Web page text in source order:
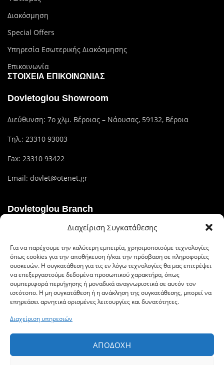
Διαχείριση Συγκατάθεσης
Για να παρέχουμε την καλύτερη εμπειρία, χρησιμοποιούμε τεχνολογίες
όπως cookies για την αποθήκευση ή/και την πρόσβαση σε πληροφορίες
συσκευών. Η συγκατάθεση για τις εν λόγω τεχνολογίες θα μας επιτρέψει
να επεξεργαστούμε δεδομένα προσωπικού χαρακτήρα, όπως
συμπεριφορά περιήγησης ή μοναδικά αναγνωριστικά σε αυτόν τον
ιστότοπο. Η μη συγκατάθεση ή η ανάκληση της συγκατάθεσης, μπορεί να
επηρεάσει αρνητικά ορισμένες λειτουργίες και δυνατότητες.
Διαχείριση υπηρεσιών
ΑΠΟΔΟΧΉ
Διακόσμηση
Special Offers
Υπηρεσία Εσωτερικής Διακόσμησης
Επικοινωνία
ΣΤΟΙΧΕΊΑ ΕΠΙΚΟΙΝΩΝΊΑΣ
Dovletoglou Showroom
Διεύθυνση: 7ο χλμ. Βέροιας – Νάουσας, 59132, Βέροια
Τηλ.: 23310 93003
Fax: 23310 93422
Email: dovlet@otenet.gr
Dovletoglou Branch
Διεύθυνση: Πίνδου 17, 59132,Βέροια
Τηλ.: 23310 60376
Fax: 23310 93422
Email: dovlet@otenet.gr